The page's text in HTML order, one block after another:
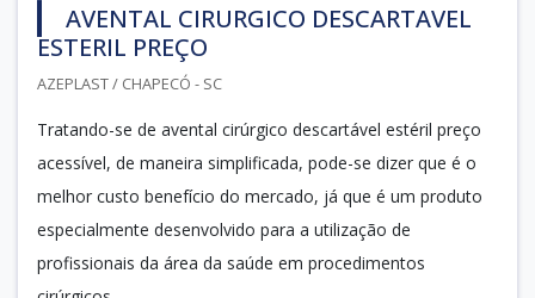
AVENTAL CIRURGICO DESCARTAVEL
ESTERIL PREÇO
AZEPLAST / CHAPECÓ - SC
Tratando-se de avental cirúrgico descartável estéril preço
acessível, de maneira simplificada, pode-se dizer que é o
melhor custo benefício do mercado, já que é um produto
especialmente desenvolvido para a utilização de
profissionais da área da saúde em procedimentos